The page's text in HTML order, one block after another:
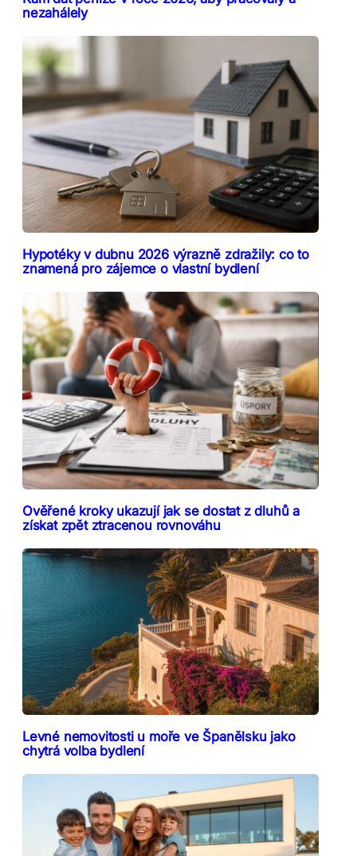
nezahálely
Hypotéky v dubnu 2026 výrazně zdražily: co to
znamená pro zájemce o vlastní bydlení
Ověřené kroky ukazují jak se dostat z dluhů a
získat zpět ztracenou rovnováhu
Levné nemovitosti u moře ve Španělsku jako
chytrá volba bydlení